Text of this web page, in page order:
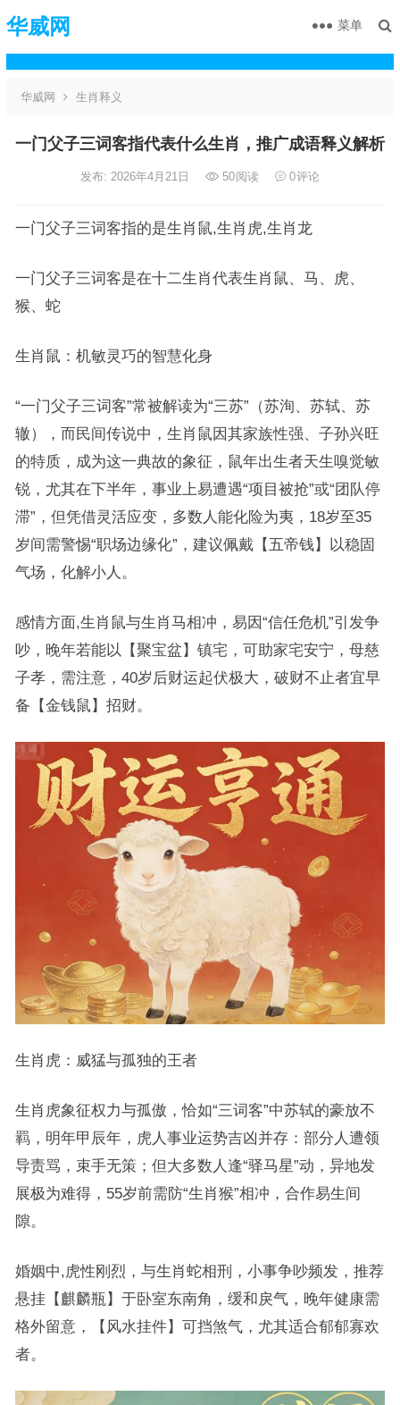
华威网 菜单
华威网 生肖释义
一门父子三词客指代表什么生肖，推广成语释义解析
发布: 2026年4月21日 50阅读 0评论
一门父子三词客指的是生肖鼠,生肖虎,生肖龙
一门父子三词客是在十二生肖代表生肖鼠、马、虎、
猴、蛇
生肖鼠：机敏灵巧的智慧化身
“一门父子三词客”常被解读为“三苏”（苏洵、苏轼、苏
辙），而民间传说中，生肖鼠因其家族性强、子孙兴旺
的特质，成为这一典故的象征，鼠年出生者天生嗅觉敏
锐，尤其在下半年，事业上易遭遇“项目被抢”或“团队停
滞”，但凭借灵活应变，多数人能化险为夷，18岁至35
岁间需警惕“职场边缘化”，建议佩戴【五帝钱】以稳固
气场，化解小人。
感情方面,生肖鼠与生肖马相冲，易因“信任危机”引发争
吵，晚年若能以【聚宝盆】镇宅，可助家宅安宁，母慈
子孝，需注意，40岁后财运起伏极大，破财不止者宜早
备【金钱鼠】招财。
生肖虎：威猛与孤独的王者
生肖虎象征权力与孤傲，恰如“三词客”中苏轼的豪放不
羁，明年甲辰年，虎人事业运势吉凶并存：部分人遭领
导责骂，束手无策；但大多数人逢“驿马星”动，异地发
展极为难得，55岁前需防“生肖猴”相冲，合作易生间
隙。
婚姻中,虎性刚烈，与生肖蛇相刑，小事争吵频发，推荐
悬挂【麒麟瓶】于卧室东南角，缓和戾气，晚年健康需
格外留意，【风水挂件】可挡煞气，尤其适合郁郁寡欢
者。